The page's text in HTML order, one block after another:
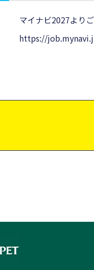
マイナビ2027より
https://